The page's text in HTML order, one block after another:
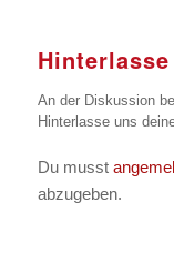
An der Diskussion
Hinterlasse uns
Du musst
abzugeben.